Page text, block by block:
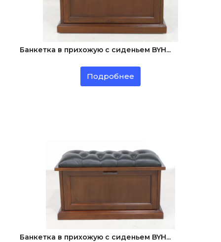
Банкетка в прихожую с сиденьем BYH...
Подробнее
Банкетка в прихожую с сиденьем BYH...